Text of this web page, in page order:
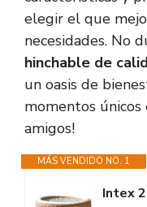
elegir el que
necesidades. No
hinchable de
un oasis de
momentos únicos
amigos!
MÁS VENDIDO NO. 1